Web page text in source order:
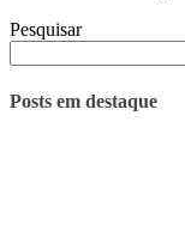
Pesquisar
Posts em destaque